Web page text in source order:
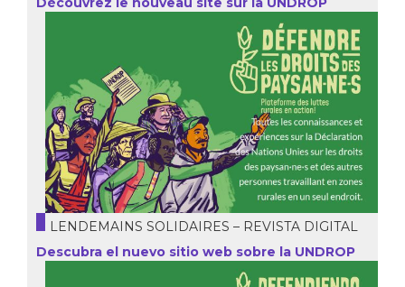
LENDEMAINS SOLIDAIRES – REVISTA DIGITAL
Descubra el nuevo sitio web sobre la UNDROP